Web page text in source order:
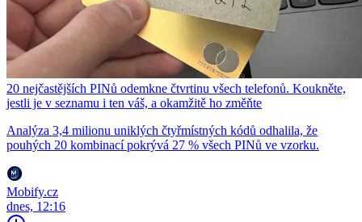
20 nejčastějších PINů odemkne čtvrtinu všech telefonů. Koukněte,
jestli je v seznamu i ten váš, a okamžitě ho změňte
Analýza 3,4 milionu uniklých čtyřmístných kódů odhalila, že
pouhých 20 kombinací pokrývá 27 % všech PINů ve vzorku.
Mobify.cz
dnes, 12:16